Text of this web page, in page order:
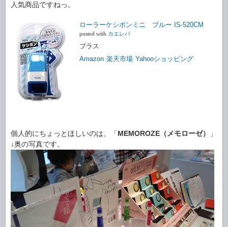
人気商品ですねっ。
ローラーケシポンミニ ブルー IS-520CM
posted with カエレバ
プラス
Amazon 楽天市場 Yahooショッピング
個人的にちょっとほしいのは、「MEMOROZE（メモローゼ）
」
↓奥の写真です。